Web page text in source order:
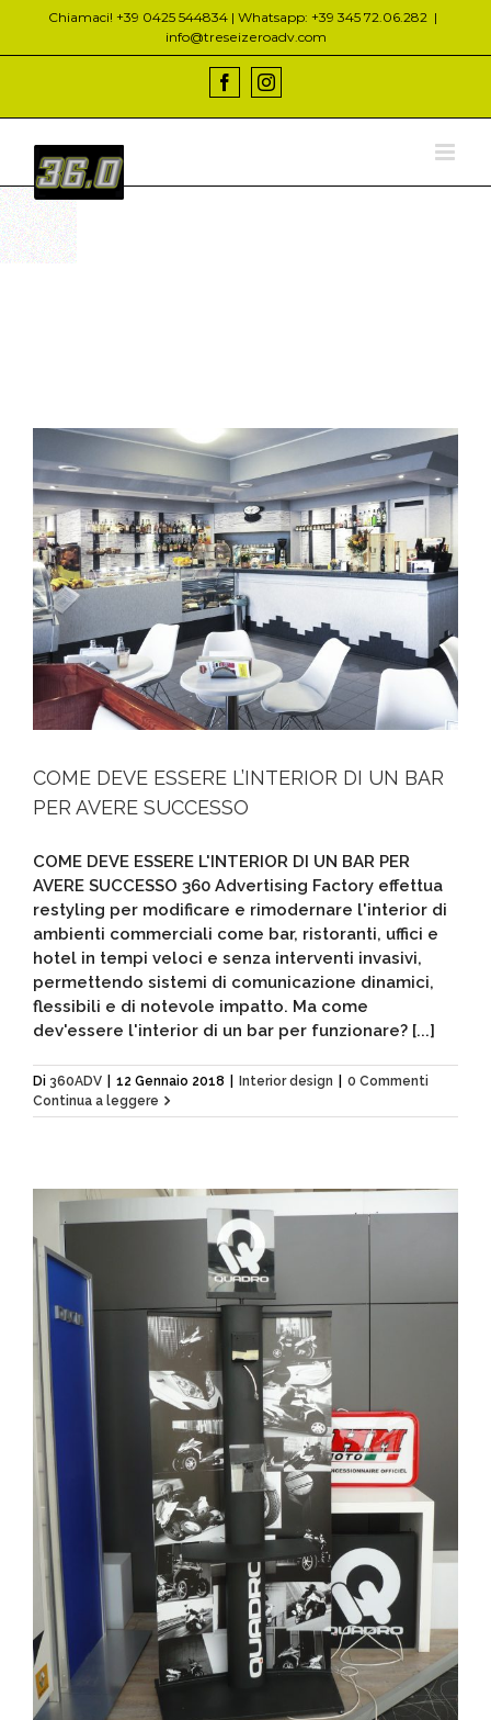
contenuto
Chiamaci! +39 0425 544834 | Whatsapp: +39 345 72.06.282 |
info@treseizeroadv.com
FacebookInstagram
COME DEVE ESSERE L’INTERIOR DI UN BAR
PER AVERE SUCCESSO
COME DEVE ESSERE L'INTERIOR DI UN BAR PER
AVERE SUCCESSO 360 Advertising Factory effettua
restyling per modificare e rimodernare l'interior di
ambienti commerciali come bar, ristoranti, uffici e
hotel in tempi veloci e senza interventi invasivi,
permettendo sistemi di comunicazione dinamici,
flessibili e di notevole impatto. Ma come
dev'essere l'interior di un bar per funzionare? [...]
Di 360ADV 12 Gennaio 2018 Interior design
0 Commenti
Continua a leggere